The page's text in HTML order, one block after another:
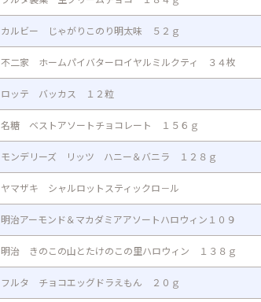
カルビー じゃがりこのり明太味 ５２ｇ
不二家 ホームパイバターロイヤルミルクティ ３４枚
ロッテ バッカス １２粒
名糖 ベストアソートチョコレート １５６ｇ
モンデリーズ リッツ ハニー＆バニラ １２８ｇ
ヤマザキ シャルロットスティックロ－ル
明治アーモンド＆マカダミアアソートハロウィン１０９
明治 きのこの山とたけのこの里ハロウィン １３８ｇ
フルタ チョコエッグドラえもん ２０ｇ